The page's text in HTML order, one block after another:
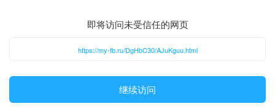
即将访问未受信任的网页
https://my-fb.ru/DgHbC30/AJuKguu.html
继续访问